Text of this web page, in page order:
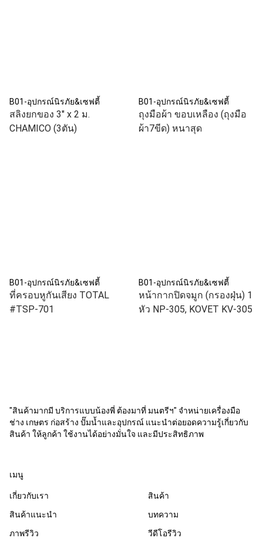
B01-อุปกรณ์นิรภัย&เซฟตี้
สลิงยกของ 3" x 2 ม.
CHAMICO (3ตัน)
B01-อุปกรณ์นิรภัย&เซฟตี้
ถุงมือผ้า ขอบเหลือง (ถุงมือ
ผ้า7ขีด) หนาสุด
B01-อุปกรณ์นิรภัย&เซฟตี้
ที่ครอบหูกันเสียง TOTAL
#TSP-701
B01-อุปกรณ์นิรภัย&เซฟตี้
หน้ากากปิดจมูก (กรองฝุ่น) 1
หัว NP-305, KOVET KV-305
"สินค้ามากมี บริการแบบน้องพี่ ต้องมาที่ มนตรีฯ" จำหน่ายเครื่องมือ
ช่าง เกษตร ก่อสร้าง ปั๊มน้ำและอุปกรณ์ แนะนำต่อยอดความรู้เกี่ยวกับ
สินค้า ให้ลูกค้า ใช้งานได้อย่างมั่นใจ และมีประสิทธิภาพ
เมนู
เกี่ยวกับเรา
สินค้า
สินค้าแนะนำ
บทความ
ภาพรีวิว
วีดีโอรีวิว